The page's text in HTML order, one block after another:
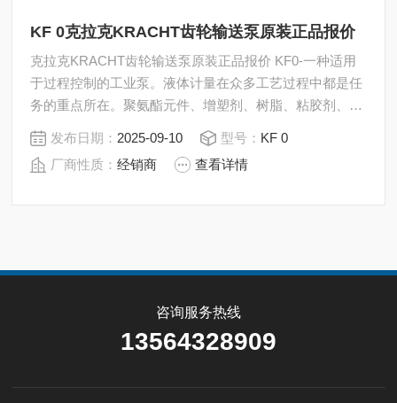
KF 0克拉克KRACHT齿轮输送泵原装正品报价
克拉克KRACHT齿轮输送泵原装正品报价 KF0-一种适用
于过程控制的工业泵。液体计量在众多工艺过程中都是任
务的重点所在。聚氨酯元件、增塑剂、树脂、粘胶剂、油
漆和颜料只是其广泛应用的一部分重要液体。处理这些液
体时所能达到的准确度、均匀性和可重复性是决定成品质
量的关键因素。
发布日期： 2025-09-10 型号： KF 0
厂商性质：经销商 查看详情
咨询服务热线
13564328909